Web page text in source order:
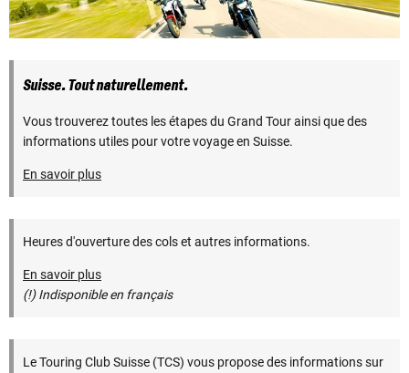
Suisse. Tout naturellement.
Vous trouverez toutes les étapes du Grand Tour ainsi que des
informations utiles pour votre voyage en Suisse.
En savoir plus
Heures d'ouverture des cols et autres informations.
En savoir plus
(!) Indisponible en français
Le Touring Club Suisse (TCS) vous propose des informations sur